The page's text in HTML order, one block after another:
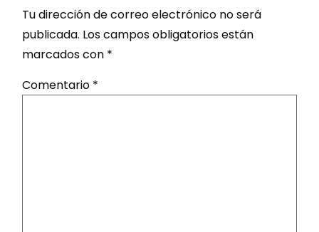
Tu dirección de correo electrónico no será
publicada. Los campos obligatorios están
marcados con *
Comentario *